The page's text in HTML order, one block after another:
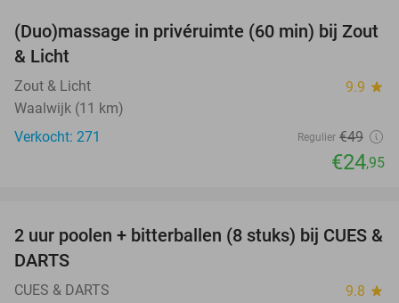
49%
(Duo)massage in privéruimte (60 min) bij Zout
& Licht
Zout & Licht 9.9 star
Waalwijk (11 km)
Verkocht: 271
Regulier €49
€24,95
50%
2 uur poolen + bitterballen (8 stuks) bij CUES &
DARTS
CUES & DARTS 9.8 star